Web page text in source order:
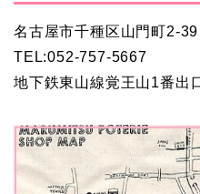
名古屋市千種区山門町2-39
TEL:052-757-5667
地下鉄東山線覚王山1番出